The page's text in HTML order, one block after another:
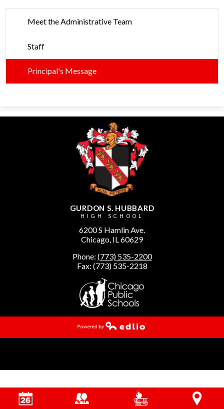
Meet the Administrative Team
Staff
Principal's Message
GURDON S. HUBBARD
HIGH SCHOOL
6200 S Hamlin Ave.
Chicago, IL 60629
Phone: (773) 535-2200
Fax: (773) 535-2218